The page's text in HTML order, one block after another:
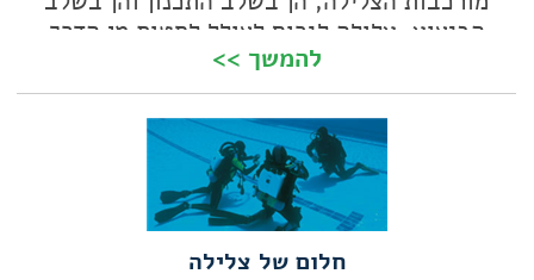
הביצוע, עלולה לגרום לצולל לסטות מן הדרך
הנכונה מספר רב של פעמים
להמשך >>
חלום של צלילה